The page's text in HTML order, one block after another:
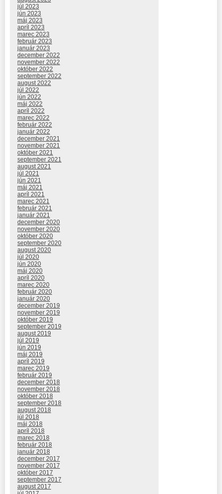
júl 2023
jún 2023
máj 2023
apríl 2023
marec 2023
február 2023
január 2023
december 2022
november 2022
október 2022
september 2022
august 2022
júl 2022
jún 2022
máj 2022
apríl 2022
marec 2022
február 2022
január 2022
december 2021
november 2021
október 2021
september 2021
august 2021
júl 2021
jún 2021
máj 2021
apríl 2021
marec 2021
február 2021
január 2021
december 2020
november 2020
október 2020
september 2020
august 2020
júl 2020
jún 2020
máj 2020
apríl 2020
marec 2020
február 2020
január 2020
december 2019
november 2019
október 2019
september 2019
august 2019
júl 2019
jún 2019
máj 2019
apríl 2019
marec 2019
február 2019
december 2018
november 2018
október 2018
september 2018
august 2018
júl 2018
máj 2018
apríl 2018
marec 2018
február 2018
január 2018
december 2017
november 2017
október 2017
september 2017
august 2017